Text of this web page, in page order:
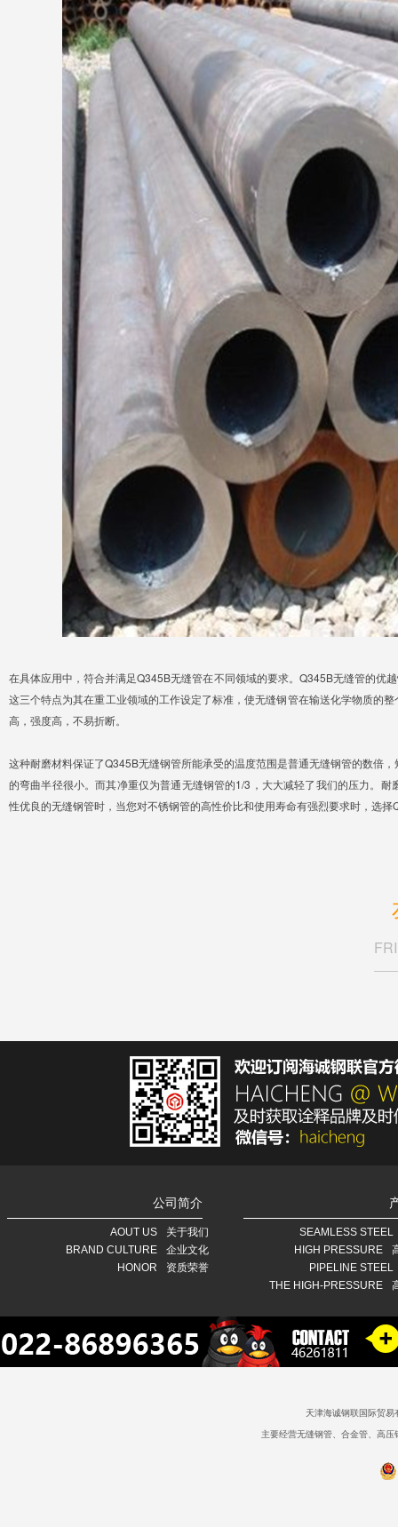
在具体应用中，符合并满足Q345B无缝管在不同领域的要求。Q345B无缝管的优
这三个特点为其在重工业领域的工作设定了标准，使无缝钢管在输送化学物质的
高，强度高，不易折断。
这种耐磨材料保证了Q345B无缝钢管所能承受的温度范围是普通无缝钢管的数
的弯曲半径很小。而其净重仅为普通无缝钢管的1/3，大大减轻了我们的压力。
性优良的无缝钢管时，当您对不锈钢管的高性价比和使用寿命有强烈要求时，选择
公司简介
AOUT US
关于我们
BRAND CULTURE
企业文化
HONOR
资质荣誉
SEAMLESS STEEL
HIGH PRESSURE
PIPELINE STEEL
THE HIGH-PRESSURE
天津海诚钢联国际贸
主要经营无缝钢管、合金管、高